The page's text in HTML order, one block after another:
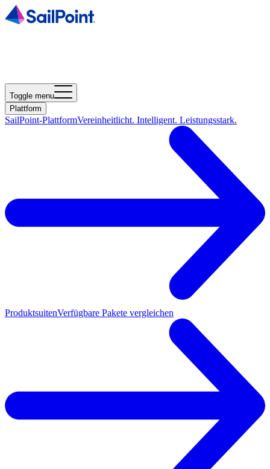
Toggle menu
Plattform
SailPoint-PlattformVereinheitlicht. Intelligent. Leistungsstark.
ProduktsuitenVerfügbare Pakete vergleichen